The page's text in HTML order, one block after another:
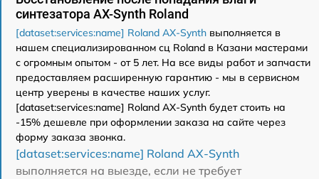
синтезатора AX-Synth Roland
[dataset:services:name] Roland AX-Synth выполняется в
нашем специализированном сц Roland в Казани мастерами
с огромным опытом - от 5 лет. На все виды работ и запчасти
предоставляем расширенную гарантию - мы в сервисном
центр уверены в качестве наших услуг.
[dataset:services:name] Roland AX-Synth будет стоить на
-15% дешевле при оформлении заказа на сайте через
форму заказа звонка.
[dataset:services:name] Roland AX-Synth
выполняется на выезде, если не требует